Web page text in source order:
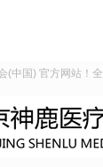
(中国) 官方网站！